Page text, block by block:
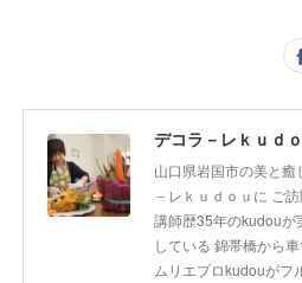
デコラ－レｋｕｄ
山口県岩国市の美と
－レｋｕｄｏｕに ご
講師歴35年のkudouが
している 錦帯橋から
ムリエプロkudouがフ